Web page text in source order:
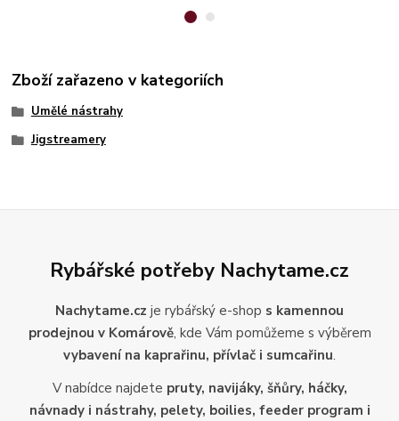
Zboží zařazeno v kategoriích
Umělé nástrahy
Jigstreamery
Rybářské potřeby Nachytame.cz
Nachytame.cz je rybářský e-shop s kamennou
prodejnou v Komárově, kde Vám pomůžeme s výběrem
vybavení na kaprařinu, přívlač i sumcařinu.
V nabídce najdete pruty, navijáky, šňůry, háčky,
návnady i nástrahy, pelety, boilies, feeder program i